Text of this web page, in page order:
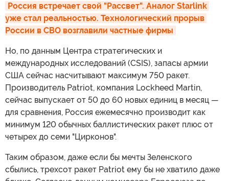
Россия встречает свой "Рассвет". Аналог Starlink
уже стал реальностью. Технологический прорыв
России в СВО возглавили частные фирмы
Но, по данным Центра стратегических и
международных исследований (CSIS), запасы армии
США сейчас насчитывают максимум 750 ракет.
Производитель Patriot, компания Lockheed Martin,
сейчас выпускает от 50 до 60 новых единиц в месяц —
для сравнения, Россия ежемесячно производит как
минимум 120 обычных баллистических ракет плюс от
четырех до семи "Цирконов".
Таким образом, даже если бы мечты Зеленского
сбылись, трехсот ракет Patriot ему бы не хватило даже